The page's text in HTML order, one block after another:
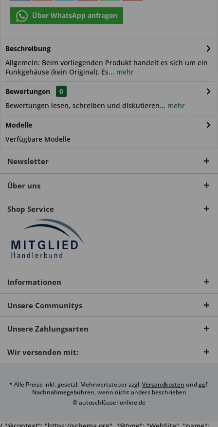
Über WhatsApp anfragen
Beschreibung
Allgemein: Beim vorliegenden Produkt handelt es sich um ein
Funkgehäuse (kein Original). Es... mehr
Bewertungen
0
Bewertungen lesen, schreiben und diskutieren... mehr
Modelle
Verfügbare Modelle
Newsletter
Über uns
Shop Service
Informationen
Unsere Communitys
Unsere Zahlungsarten
Wir versenden mit:
* Alle Preise inkl. gesetzl. Mehrwertsteuer zzgl.Versandkosten und ggf.
Nachnahmegebühren, wenn nicht anders beschrieben
© autoschlüssel-online.de